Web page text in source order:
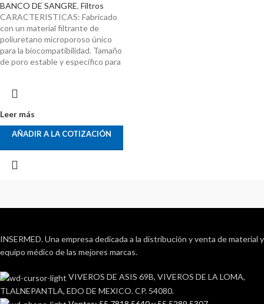
BANCO DE SANGRE, Filtros
CARACTERISTICAS: Fabricado
con un material filtrante de
poliuretano microporoso único
para la biocompatibilidad. Tamaño
de poro estable y específico para
Leer más
AÑADIR A LA COTIZACIÓN
INSERMED. Una empresa dedicada a la distribución y venta de material y
equipo médico de las mejores marcas.
VIVEROS DE ASIS 69B, VIVEROS DE LA LOMA,
TLALNEPANTLA, EDO DE MEXICO. CP. 54080.